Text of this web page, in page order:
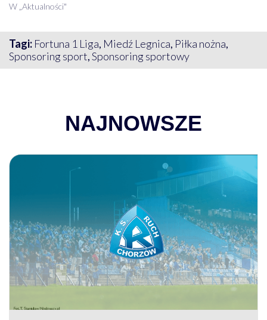
W „Aktualności"
Tagi: Fortuna 1 Liga, Miedź Legnica, Piłka nożna,
Sponsoring sport,Sponsoring sportowy
NAJNOWSZE